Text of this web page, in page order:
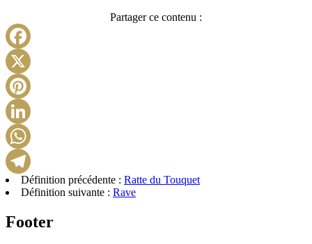
Partager ce contenu :
Telegram
Définition précédente : Ratte du Touquet
Définition suivante : Rave
Footer